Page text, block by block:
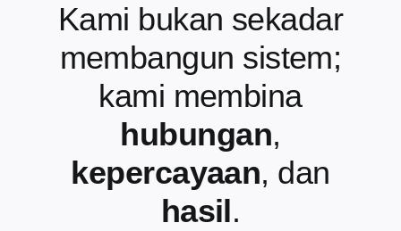
Kami bukan sekadar
membangun sistem;
kami membina
hubungan,
kepercayaan, dan
hasil.